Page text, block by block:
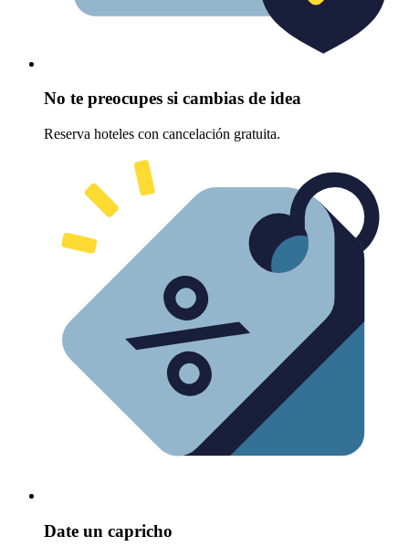
No te preocupes si cambias de idea
Reserva hoteles con cancelación gratuita.
Date un capricho